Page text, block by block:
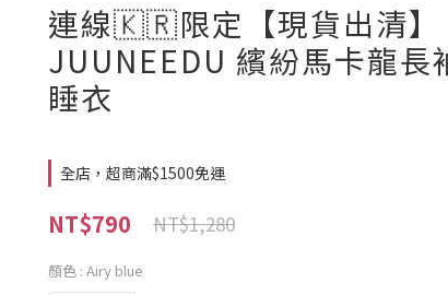
連線🇰🇷限定【現貨出清】
JUUNEEDU 繽紛馬卡龍長
睡衣
全店，超商滿$1500免運
NT$790 NT$1,280
顏色 : Airy blue